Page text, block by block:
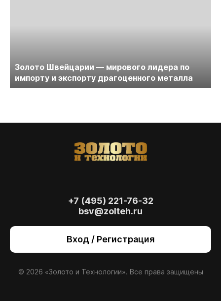
Золото Швейцарии — мирового лидера по
импорту и экспорту драгоценного металла
+7 (495) 221-76-32
bsv@zolteh.ru
Вход / Регистрация
© 2026 «Золото и Технологии». Все права защищены
также для анализа сайта и улучшения
сайт, вы даете согласиена использование